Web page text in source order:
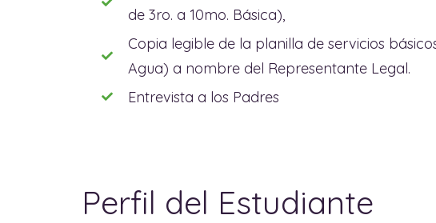
de 3ro. a 10mo. Básica),
Copia legible de la planilla de servicios
Agua) a nombre del Representante Legal.
Entrevista a los Padres
Perfil del Estudiante